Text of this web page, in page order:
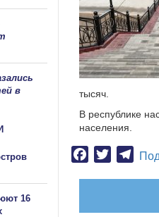
тысяч.
В республике
населения.
Facebook
Twitter
в
16